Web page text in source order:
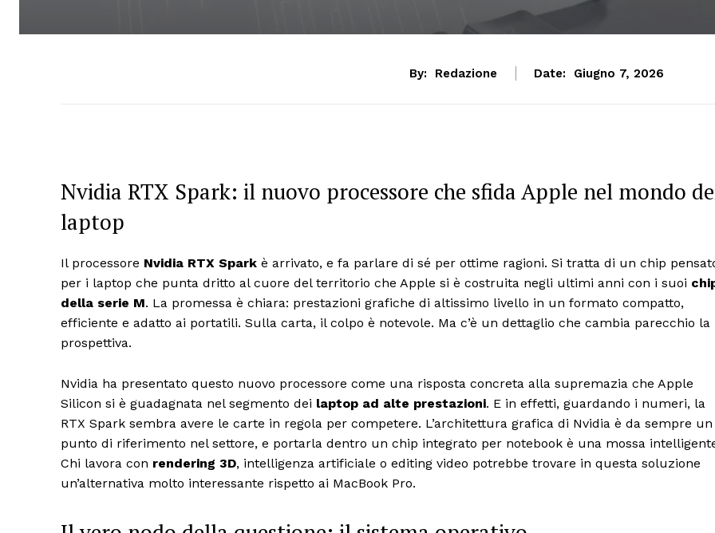
By: Redazione Date: Giugno 7, 2026
Nvidia RTX Spark: il nuovo processore che sfida Apple nel mondo
laptop
Il processore Nvidia RTX Spark è arrivato, e fa parlare di sé per ottime ragioni. Si tratta di un chip
per i laptop che punta dritto al cuore del territorio che Apple si è costruita negli ultimi anni con i suoi
della serie M. La promessa è chiara: prestazioni grafiche di altissimo livello in un formato compatto,
efficiente e adatto ai portatili. Sulla carta, il colpo è notevole. Ma c’è un dettaglio che cambia parecchio la
prospettiva.
Nvidia ha presentato questo nuovo processore come una risposta concreta alla supremazia che Apple
Silicon si è guadagnata nel segmento dei laptop ad alte prestazioni. E in effetti, guardando i numeri, la
RTX Spark sembra avere le carte in regola per competere. L’architettura grafica di Nvidia è da sempre un
punto di riferimento nel settore, e portarla dentro un chip integrato per notebook è una mossa
Chi lavora con rendering 3D, intelligenza artificiale o editing video potrebbe trovare in questa soluzione
un’alternativa molto interessante rispetto ai MacBook Pro.